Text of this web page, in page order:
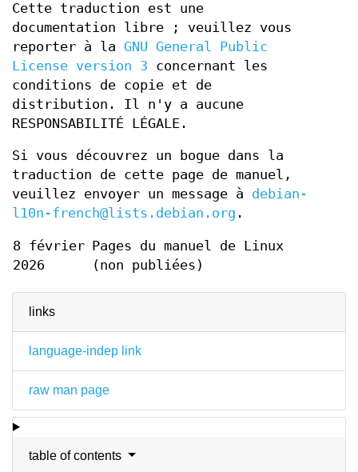
links
language-indep link
raw man page
table of contents
Cette traduction est une
documentation libre ; veuillez vous
reporter à la GNU General Public
License version 3 concernant les
conditions de copie et de
distribution. Il n'y a aucune
RESPONSABILITÉ LÉGALE.
Si vous découvrez un bogue dans la
traduction de cette page de manuel,
veuillez envoyer un message à debian-
l10n-french@lists.debian.org .
8 février
2026
Pages du manuel de Linux
(non publiées)